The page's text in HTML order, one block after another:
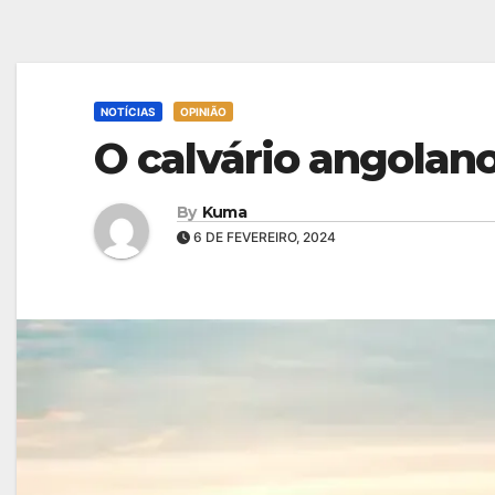
NOTÍCIAS OPINIÃO
O calvário
By Kuma
6 DE FEVEREIRO, 2024